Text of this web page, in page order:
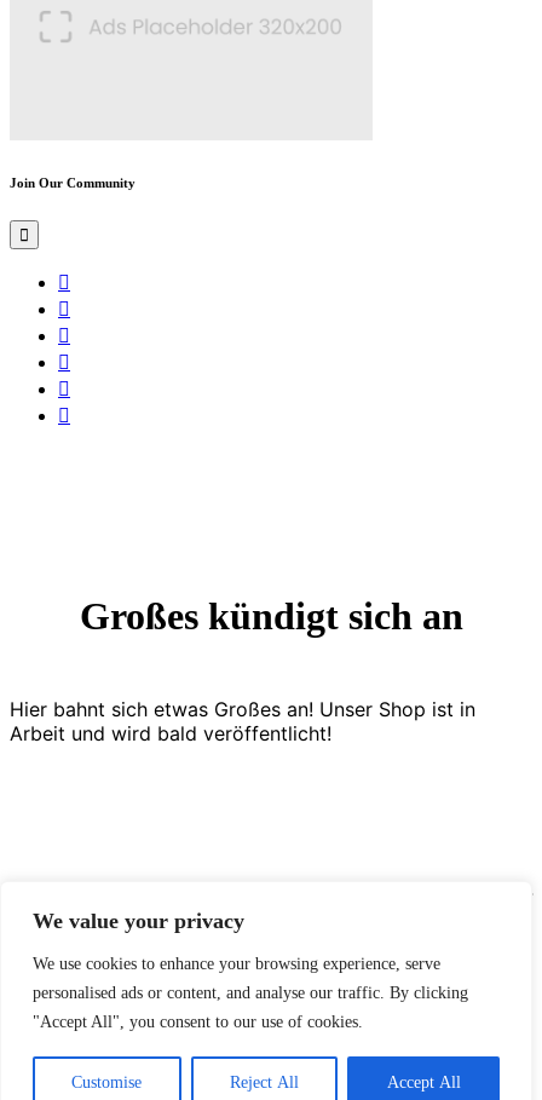
We value your privacy
We use cookies to enhance your browsing experience, serve
personalised ads or content, and analyse our traffic. By clicking
"Accept All", you consent to our use of cookies.
Customise Reject All Accept All
Join Our Community
Großes kündigt sich an
Hier bahnt sich etwas Großes an! Unser Shop ist in
Arbeit und wird bald veröffentlicht!
Fehler: Kein Feed mit der ID 5 gefunden.
Bitte geh zur Instagram-Feed-Einstellungsseite, um einen Feed zu
erstellen.
Impressum